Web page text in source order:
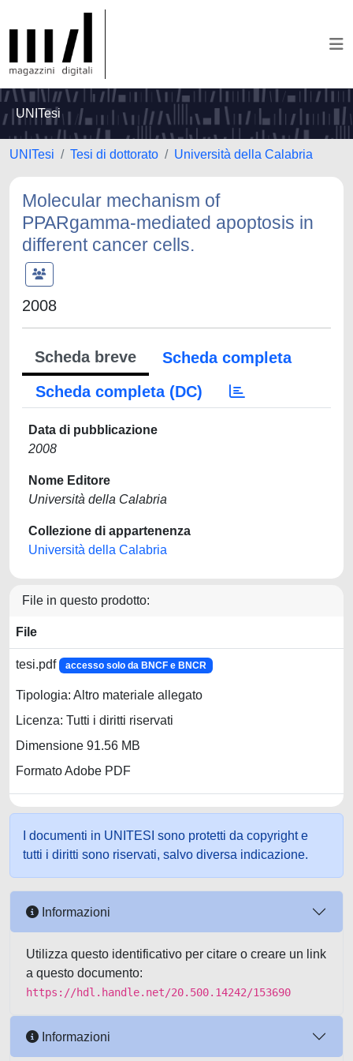
UNITesi
UNITesi Tesi di dottorato Università della Calabria
Molecular mechanism of
PPARgamma-mediated apoptosis in
different cancer cells.
2008
Scheda breve
Scheda completa
Scheda completa (DC)
Data di pubblicazione
2008
Nome Editore
Università della Calabria
Collezione di appartenenza
Università della Calabria
File in questo prodotto:
File
tesi.pdf accesso solo da BNCF e BNCR
Tipologia: Altro materiale allegato
Licenza: Tutti i diritti riservati
Dimensione 91.56 MB
Formato Adobe PDF
I documenti in UNITESI sono protetti da copyright e
tutti i diritti sono riservati, salvo diversa indicazione.
Informazioni
Utilizza questo identificativo per citare o creare un link
a questo documento:
https://hdl.handle.net/20.500.14242/153690
Informazioni